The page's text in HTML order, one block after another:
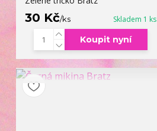
30 Kč/ks Skladem 1 ks
Koupit nyní